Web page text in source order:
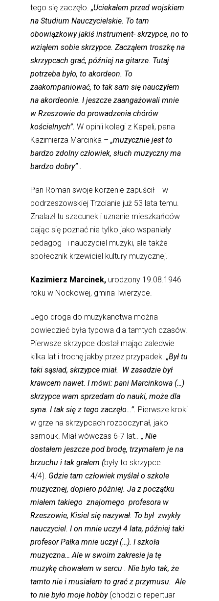
tego się zaczęło.„Uciekałem przed wojskiem
na Studium Nauczycielskie. To tam
obowiązkowy jakiś instrument- skrzypce, no to
wziąłem sobie skrzypce. Zacząłem troszkę na
skrzypcach grać, później na gitarze. Tutaj
potrzeba było, to akordeon. To
zaakompaniować, to tak sam się nauczyłem
na akordeonie. I jeszcze zaangażowali mnie
w Rzeszowie do prowadzenia chórów
kościelnych”.W opinii kolegi z Kapeli, pana
Kazimierza Marcinka –„muzycznie jest to
bardzo zdolny człowiek, słuch muzyczny ma
bardzo dobry” .
Pan Roman swoje korzenie zapuścił w
podrzeszowskiej Trzcianie już 53 lata temu.
Znalazł tu szacunek i uznanie mieszkańców
dając się poznać nie tylko jako wspaniały
pedagog i nauczyciel muzyki, ale także
społecznik krzewiciel kultury muzycznej.
Kazimierz Marcinek, urodzony 19.08.1946
roku w Nockowej, gmina Iwierzyce.
Jego droga do muzykanctwa można
powiedzieć była typowa dla tamtych czasów.
Pierwsze skrzypce dostał mając zaledwie
kilka lat i trochę jakby przez przypadek.„Był tu
taki sąsiad, skrzypce miał. W zasadzie był
krawcem nawet. I mówi: pani Marcinkowa (…)
skrzypce wam sprzedam do nauki, może dla
syna. I tak się z tego zaczęło…”. Pierwsze kroki
w grze na skrzypcach rozpoczynał, jako
samouk. Miał wówczas 6-7 lat.. „ Nie
dostałem jeszcze pod brodę, trzymałem je na
brzuchu i tak grałem (były to skrzypce
4/4). Gdzie tam człowiek myślał o szkole
muzycznej, dopiero później. Ja z początku
miałem takiego znajomego profesora w
Rzeszowie, Kisiel się nazywał. To byłzwykły
nauczyciel. I on mnie uczył 4 lata, później taki
profesor Pałka mnie uczył (…). I szkoła
muzyczna… Ale w swoim zakresie ja tę
muzykę chowałem w sercu . Nie było tak, że
tamto nie i musiałem to grać z przymusu. Ale
to nie było moje hobby(chodzi o repertuar